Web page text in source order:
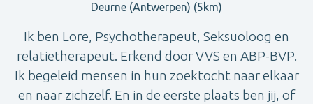
Deurne (Antwerpen) (5km)
Ik ben Lore, Psychotherapeut, Seksuoloog en
relatietherapeut. Erkend door VVS en ABP-BVP.
Ik begeleid mensen in hun zoektocht naar elkaar
en naar zichzelf. En in de eerste plaats ben jij, of